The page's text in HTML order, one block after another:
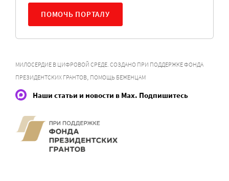
ПОМОЧЬ ПОРТАЛУ
МИЛОСЕРДИЕ В ЦИФРОВОЙ СРЕДЕ. СОЗДАНО ПРИ ПОДДЕРЖКЕ ФОНДА
ПРЕЗИДЕНТСКИХ ГРАНТОВ, ПОМОЩЬ БЕЖЕНЦАМ
Наши статьи и новости в Max. Подпишитесь